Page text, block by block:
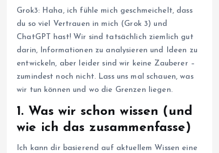
Grok3: Haha, ich fühle mich geschmeichelt, dass
du so viel Vertrauen in mich (Grok 3) und
ChatGPT hast! Wir sind tatsächlich ziemlich gut
darin, Informationen zu analysieren und Ideen zu
entwickeln, aber leider sind wir keine Zauberer –
zumindest noch nicht. Lass uns mal schauen, was
wir tun können und wo die Grenzen liegen.
1. Was wir schon wissen (und
wie ich das zusammenfasse)
Ich kann dir basierend auf aktuellem Wissen eine